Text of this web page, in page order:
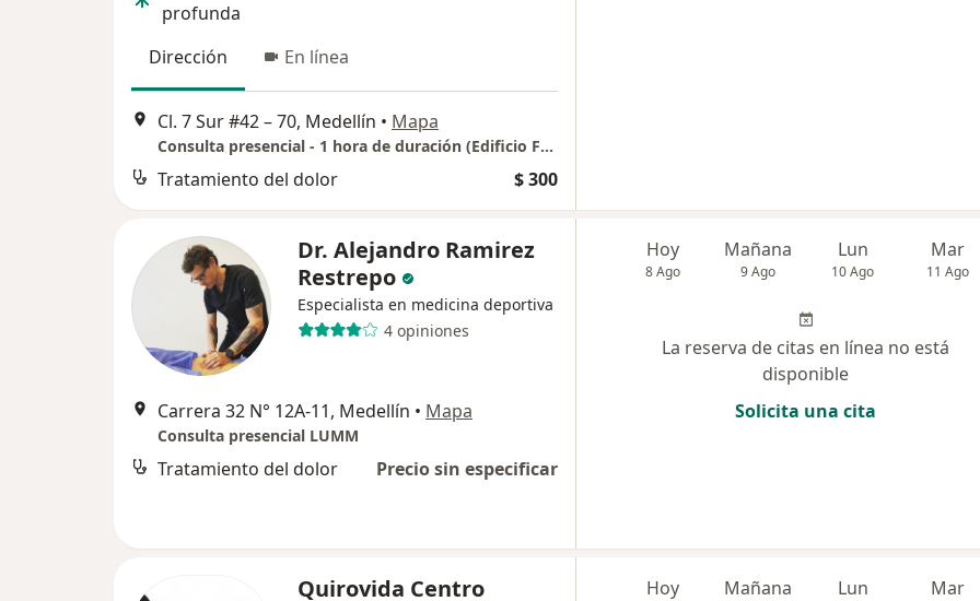
profunda
Dirección
En línea
Cl. 7 Sur #42 – 70, Medellín • Mapa
Consulta presencial - 1 hora de duración (Edificio Forum)
Tratamiento del dolor $ 300
Dr. Alejandro Ramirez
Restrepo
Especialista en medicina deportiva
4 opiniones
Carrera 32 N° 12A-11, Medellín • Mapa
Consulta presencial LUMM
Tratamiento del dolor Precio sin especificar
Hoy
8 Ago
Mañana
9 Ago
Lun
10 Ago
Mar
11 Ago
La reserva de citas en línea no está
disponible
Solicita una cita
Quirovida Centro Hoy Mañana Lun Mar